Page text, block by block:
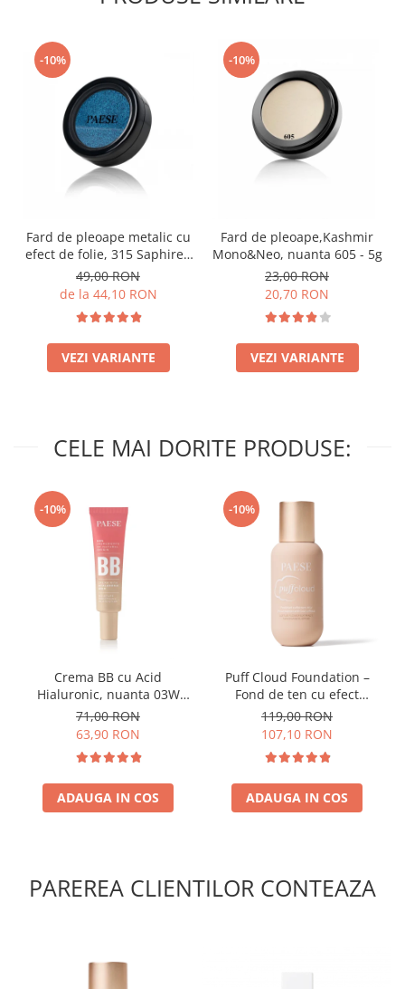
-10%
Fard de pleoape metalic cu
efect de folie, 315 Saphire -
5g
49,00 RON
de la 44,10 RON
VEZI VARIANTE
-10%
Fard de pleoape,Kashmir
Mono&Neo, nuanta 605 - 5g
23,00 RON
20,70 RON
VEZI VARIANTE
CELE MAI DORITE PRODUSE:
-10%
Crema BB cu Acid
Hialuronic, nuanta 03W
NATURAL 30ml
71,00 RON
63,90 RON
ADAUGA IN COS
-10%
Puff Cloud Foundation –
Fond de ten cu efect
natural
119,00 RON
107,10 RON
ADAUGA IN COS
PAREREA CLIENTILOR CONTEAZA